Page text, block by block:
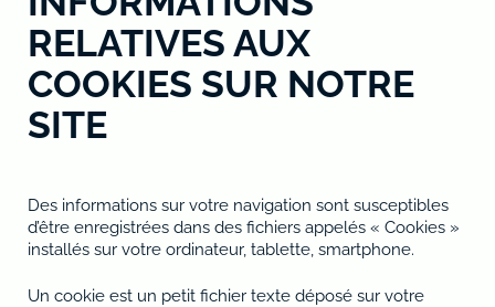
RELATIVES AUX
COOKIES SUR NOTRE
SITE
Des informations sur votre navigation sont susceptibles
d’être enregistrées dans des fichiers appelés « Cookies »
installés sur votre ordinateur, tablette, smartphone.
Un cookie est un petit fichier texte déposé sur votre